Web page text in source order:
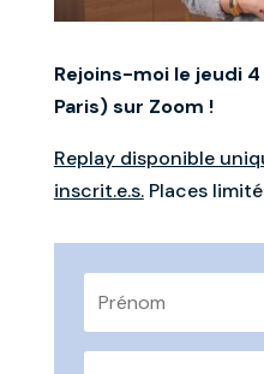
Rejoins-moi le jeudi 4
Paris) sur Zoom !
Replay disponible
inscrit.e.s.Places